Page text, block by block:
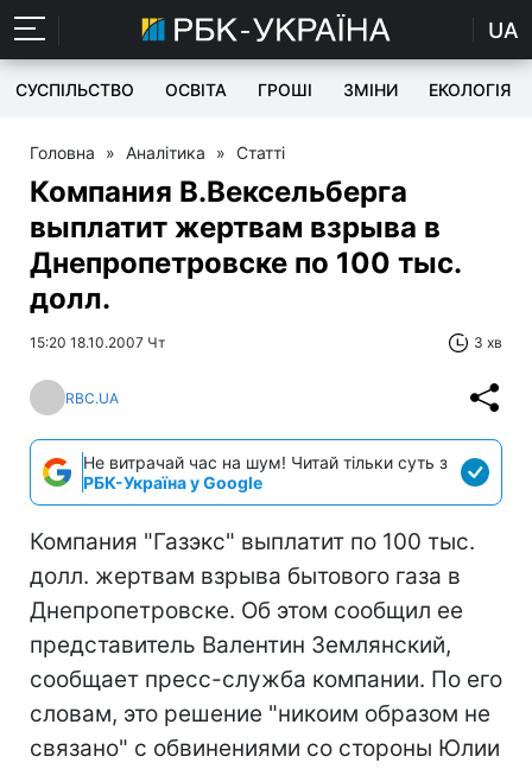
UA
СУСПІЛЬСТВО ОСВІТА ГРОШІ ЗМІНИ ЕКОЛОГІЯ
Головна » Аналітика » Статті
Компания В.Вексельберга
выплатит жертвам взрыва в
Днепропетровске по 100 тыс.
долл.
15:20 18.10.2007 Чт 3 хв
RBC.UA
Не витрачай час на шум! Читай тільки суть з
РБК-Україна у Google
Компания "Газэкс" выплатит по 100 тыс.
долл. жертвам взрыва бытового газа в
Днепропетровске. Об этом сообщил ее
представитель Валентин Землянский,
сообщает пресс-служба компании. По его
словам, это решение "никоим образом не
связано" с обвинениями со стороны Юлии